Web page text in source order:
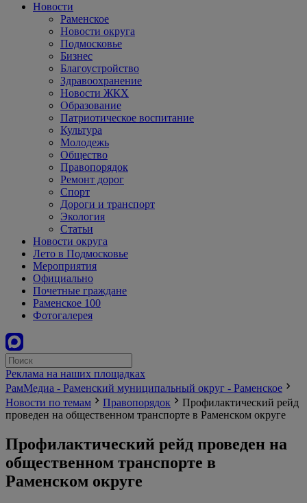
Новости
Раменское
Новости округа
Подмосковье
Бизнес
Благоустройство
Здравоохранение
Новости ЖКХ
Образование
Патриотическое воспитание
Культура
Молодежь
Общество
Правопорядок
Ремонт дорог
Спорт
Дороги и транспорт
Экология
Статьи
Новости округа
Лето в Подмосковье
Мероприятия
Официально
Почетные граждане
Раменское 100
Фотогалерея
Реклама на наших площадках
РамМедиа - Раменский муниципальный округ - Раменское
Новости по темам
Правопорядок
Профилактический рейд
проведен на общественном транспорте в Раменском округе
Профилактический рейд проведен на
общественном транспорте в
Раменском округе